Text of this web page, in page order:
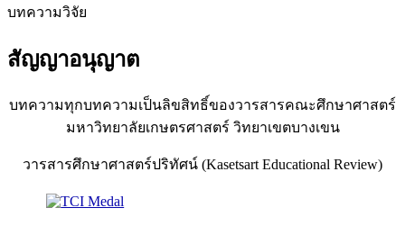
บทความวิจัย
สัญญาอนุญาต
บทความทุกบทความเป็นลิขสิทธิ์ของวารสารคณะศึกษาศาสตร์
มหาวิทยาลัยเกษตรศาสตร์ วิทยาเขตบางเขน
วารสารศึกษาศาสตร์ปริทัศน์ (Kasetsart Educational Review)